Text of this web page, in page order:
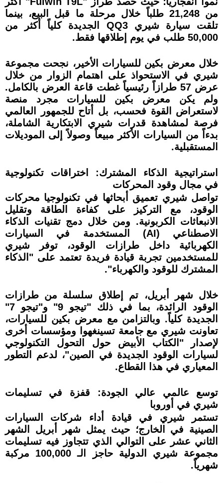
من 21,248 طلباً خلال مرحلة ما قبل البيع، بينما
تلقت سيارة شيري QQ3 الجديدة كلياً أكثر من
50,000 طلب في يوم إطلاقها فقط.
خلال معرض بكين للسيارات الأخير، نجحت مجموعة
شيري في الاستحواذ على اهتمام الزوار من خلال
عرض 57 طرازاً رئيسياً غطت قاعة العرض بالكامل.
ولم يكن معرض بكين للسيارات مجرد منصة
لاستعراض القوة فحسب، بل أتاح للجمهور العالمي
فرصة لمشاهدة قدرات شيري الابتكارية الشاملة،
بدءاً من السيارات الأكثر مبيعاً وصولاً إلى الموديلات
المستقبلية.
استراتيجية الذكاء المشترك: اختراقات تكنولوجية
في مجال وقود المحركات
تواصل شيري تعميق أبحاثها في تكنولوجيا محركات
الوقود، مع التركيز على كفاءة الطاقة وتقليل
الانبعاثات الكربونية. ومن خلال دمج تقنيات الذكاء
الاصطناعي (AI) المستخدمة في السيارات
الكهربائية داخل طرازات الوقود، توفر شيري
للمستخدمين تجربة قيادة فريدة تعتمد على "الذكاء
المشترك للوقود والكهرباء".
خلال شهر أبريل، تم إطلاق سلسلة من طرازات
الوقود الرائدة، بما في ذلك "تيجو 9" و"تيجو 7"
الجديدة كلياً. وبالتزامن مع معرض بكين للسيارات،
تعاونت شيري مع جامعة تسينغهوا ومؤسسات أخرى
لإصدار "الكتاب الأبيض حول التحول التكنولوجي
لسيارات الوقود الجديدة في الصين"، لدعم التطور
المعياري في هذا القطاع.
توسع عالمي عالي الجودة: قفزة في تسليمات
شيري في أوروبا
تستمر شيري في قيادة أداء شركات السيارات
الصينية في الخارج؛ حيث يمثل شهر أبريل الشهر
الثاني عشر على التوالي الذي تتجاوز فيه تسليمات
مجموعة شيري الدولية حاجز الـ 100,000 مركبة
شهرياً.